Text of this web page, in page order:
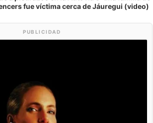
fue víctima cerca de Jáuregui (video)
PUBLICIDAD